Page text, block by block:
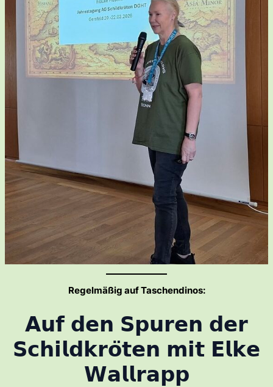
Regelmäßig auf Taschendinos:
𝗔𝘂𝗳 𝗱𝗲𝗻 𝗦𝗽𝘂𝗿𝗲𝗻 𝗱𝗲𝗿
𝗦𝗰𝗵𝗶𝗹𝗱𝗸𝗿𝗼̈𝘁𝗲𝗻 𝗺𝗶𝘁 𝗘𝗹𝗸𝗲
𝗪𝗮𝗹𝗹𝗿𝗮𝗽𝗽